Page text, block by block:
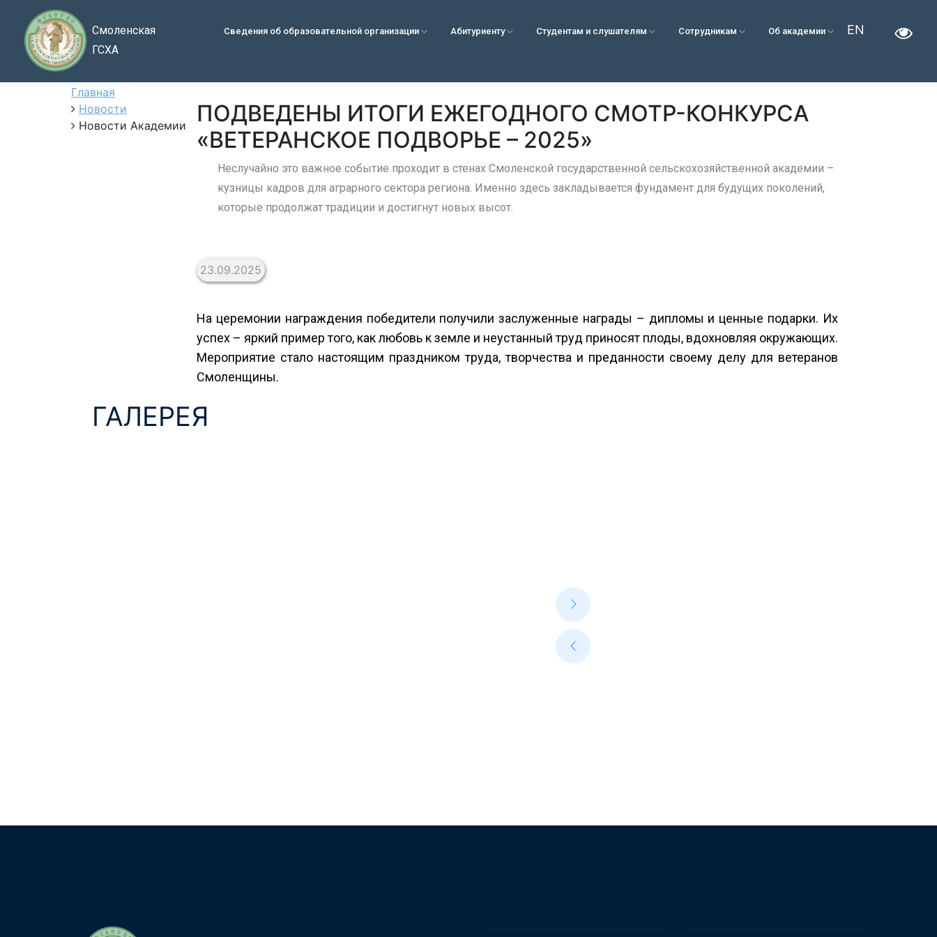
Смоленская
ГСХА
Сведения об образовательной организации Абитуриенту Студентам и слушателям Сотрудникам Об академии EN
Главная
Новости
Новости Академии
ПОДВЕДЕНЫ ИТОГИ ЕЖЕГОДНОГО СМОТР-КОНКУРСА
«ВЕТЕРАНСКОЕ ПОДВОРЬЕ – 2025»
Неслучайно это важное событие проходит в стенах Смоленской государственной сельскохозяйственной академии –
кузницы кадров для аграрного сектора региона. Именно здесь закладывается фундамент для будущих поколений,
которые продолжат традиции и достигнут новых высот.
23.09.2025
На церемонии награждения победители получили заслуженные награды – дипломы и ценные подарки. Их
успех – яркий пример того, как любовь к земле и неустанный труд приносят плоды, вдохновляя окружающих.
Мероприятие стало настоящим праздником труда, творчества и преданности своему делу для ветеранов
Смоленщины.
ГАЛЕРЕЯ